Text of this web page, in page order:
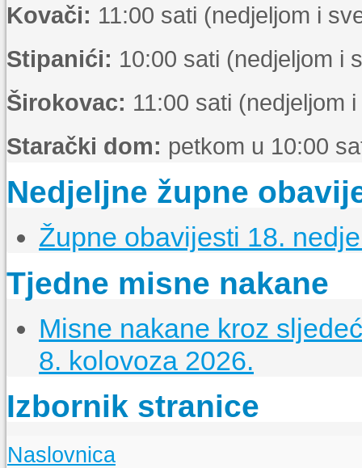
Kovači: 11:00 sati (nedjeljom i
Stipanići: 10:00 sati (nedjeljom i
Širokovac: 11:00 sati (nedjeljom
Starački dom: petkom u 10:00
Nedjeljne župne
Župne obavijesti 18.
Tjedne misne nakane
Misne nakane kroz
8. kolovoza 2026.
Izbornik stranice
Naslovnica